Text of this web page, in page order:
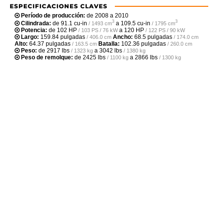
ESPECIFICACIONES CLAVES
Período de producción: de 2008 a 2010
Cilindrada: de 91.1 cu-in / 1493 cm3 a 109.5 cu-in / 1795 cm3
Potencia: de 102 HP / 103 PS / 76 kWa 120 HP / 122 PS / 90 kW
Largo: 159.84 pulgadas / 406.0 cm Ancho: 68.5 pulgadas / 174.0 cm
Alto: 64.37 pulgadas / 163.5 cm Batalla: 102.36 pulgadas / 260.0 cm
Peso: de 2917 lbs / 1323 kg a 3042 lbs / 1380 kg
Peso de remolque: de 2425 lbs / 1100 kg a 2866 lbs / 1300 kg